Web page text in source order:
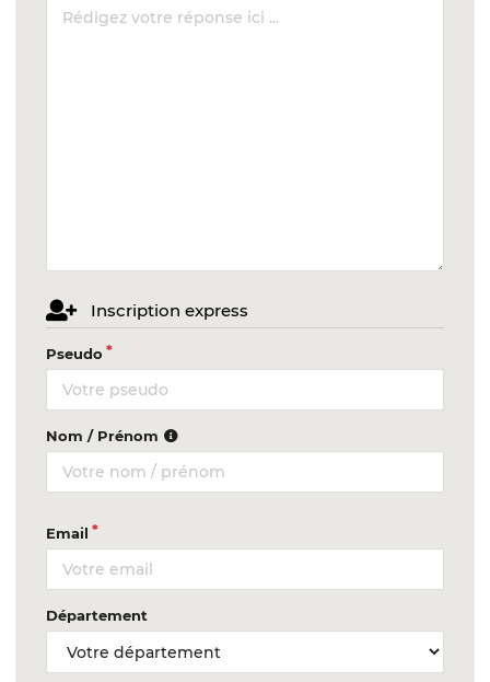
Inscription express
Pseudo
Nom / Prénom
Email
Département